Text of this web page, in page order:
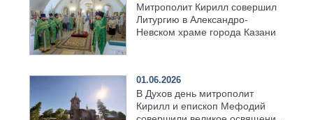
Митрополит Кирилл совершил
Литургию в Александро-
Невском храме города Казани
01.06.2026
В Духов день митрополит
Кирилл и епископ Мефодий